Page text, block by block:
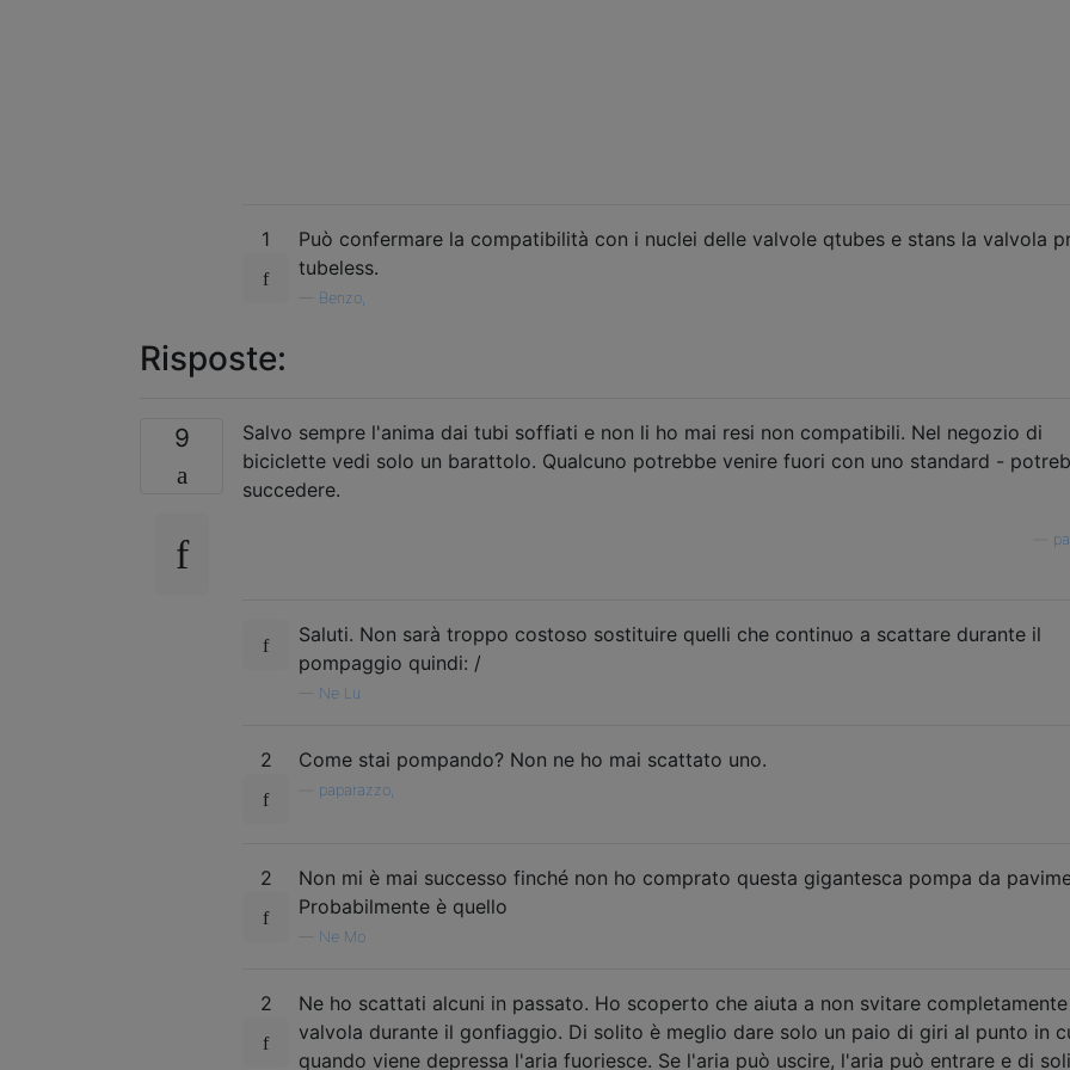
1
Può confermare la compatibilità con i nuclei delle valvole qtubes e stans la valvola
tubeless.
Benzo,
Risposte:
9
Salvo sempre l'anima dai tubi soffiati e non li ho mai resi non compatibili. Nel negozio di
biciclette vedi solo un barattolo. Qualcuno potrebbe venire fuori con uno standard -
succedere.
Saluti. Non sarà troppo costoso sostituire quelli che continuo a scattare durante il
pompaggio quindi: /
Ne Lu
2 Come stai pompando? Non ne ho mai scattato uno.
paparazzo,
2
Non mi è mai successo finché non ho comprato questa gigantesca pompa da
Probabilmente è quello
Ne Mo
2
Ne ho scattati alcuni in passato. Ho scoperto che aiuta a non svitare
valvola durante il gonfiaggio. Di solito è meglio dare solo un paio di giri al punto in
quando viene depressa l'aria fuoriesce. Se l'aria può uscire, l'aria può entrare e di